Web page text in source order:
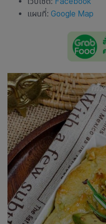
แผนที่: Google Map